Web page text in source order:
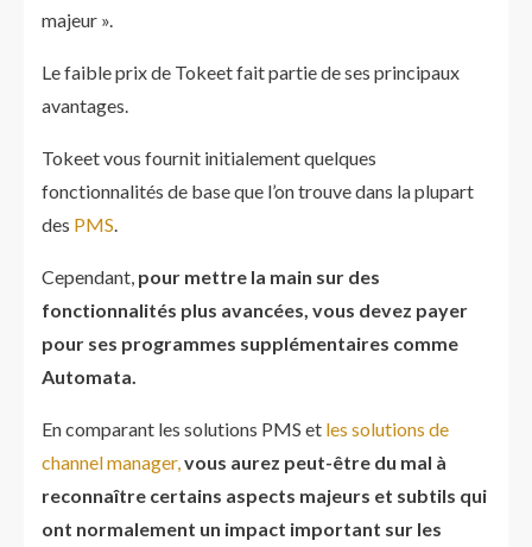
majeur ».
Le faible prix de Tokeet fait partie de ses principaux
avantages.
Tokeet vous fournit initialement quelques
fonctionnalités de base que l’on trouve dans la plupart
des PMS.
Cependant, pour mettre la main sur des
fonctionnalités plus avancées, vous devez payer
pour ses programmes supplémentaires comme
Automata.
En comparant les solutions PMS et les solutions de
channel manager,vous aurez peut-être du mal à
reconnaître certains aspects majeurs et subtils qui
ont normalement un impact important sur les